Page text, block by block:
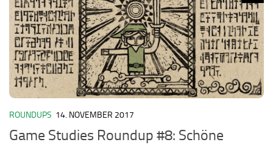
ROUNDUPS 14. NOVEMBER 2017
Game Studies Roundup #8: Schöne